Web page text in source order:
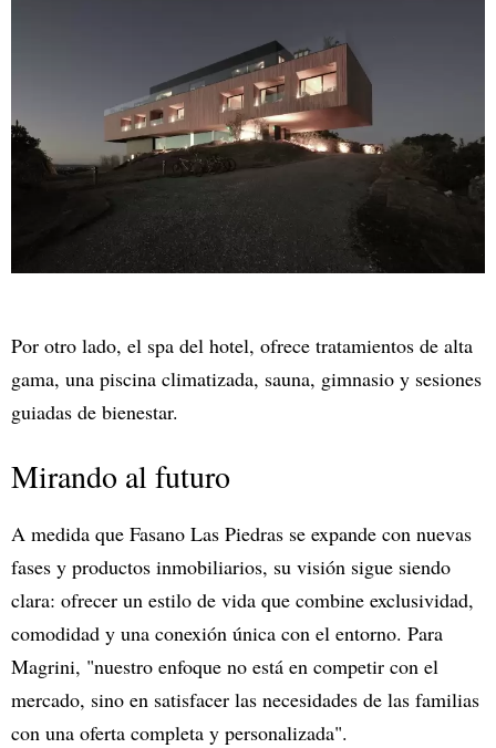
Por otro lado, el spa del hotel, ofrece tratamientos de alta
gama, una piscina climatizada, sauna, gimnasio y sesiones
guiadas de bienestar.
Mirando al futuro
A medida que Fasano Las Piedras se expande con nuevas
fases y productos inmobiliarios, su visión sigue siendo
clara: ofrecer un estilo de vida que combine exclusividad,
comodidad y una conexión única con el entorno. Para
Magrini, "nuestro enfoque no está en competir con el
mercado, sino en satisfacer las necesidades de las familias
con una oferta completa y personalizada".